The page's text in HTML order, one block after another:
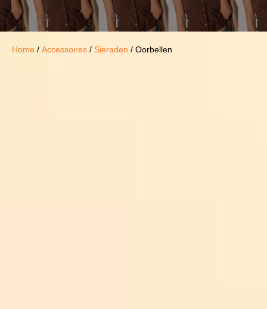
Home / Accessoires / Sieraden / Oorbellen